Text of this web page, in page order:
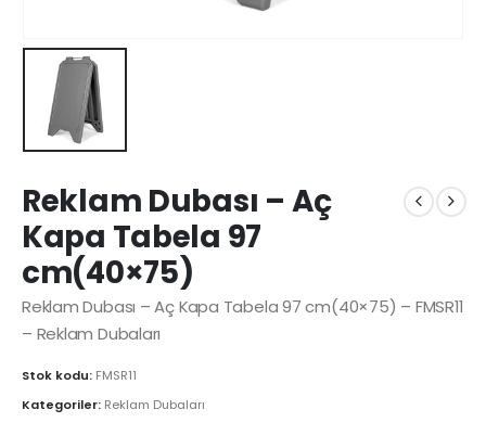
Reklam Dubası – Aç
Kapa Tabela 97
cm(40×75)
Reklam Dubası – Aç Kapa Tabela 97 cm(40×75) – FMSR11
– Reklam Dubaları
Stok kodu: FMSR11
Kategoriler: Reklam Dubaları